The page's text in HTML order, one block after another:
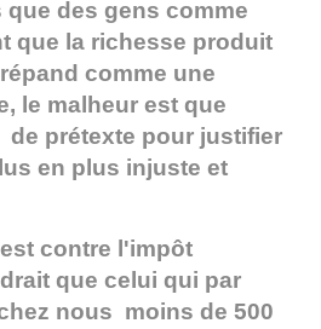
que des gens comme
que la richesse produit
comme une
le malheur est que
de prétexte pour justifier
en plus injuste et
contre l'impôt
que celui qui par
nous moins de 500